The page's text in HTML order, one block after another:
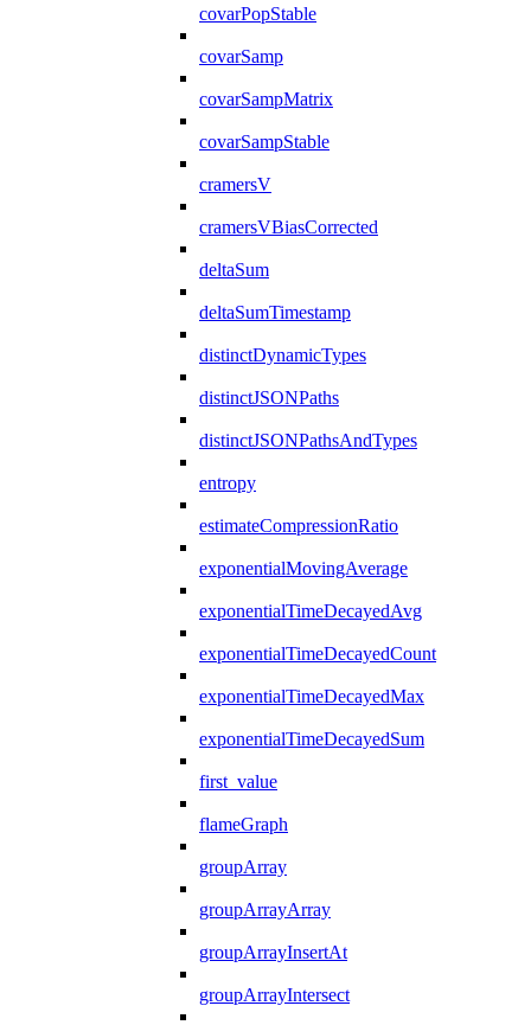
covarPopStable
covarSamp
covarSampMatrix
covarSampStable
cramersV
cramersVBiasCorrected
deltaSum
deltaSumTimestamp
distinctDynamicTypes
distinctJSONPaths
distinctJSONPathsAndTypes
entropy
estimateCompressionRatio
exponentialMovingAverage
exponentialTimeDecayedAvg
exponentialTimeDecayedCount
exponentialTimeDecayedMax
exponentialTimeDecayedSum
first_value
flameGraph
groupArray
groupArrayArray
groupArrayInsertAt
groupArrayIntersect